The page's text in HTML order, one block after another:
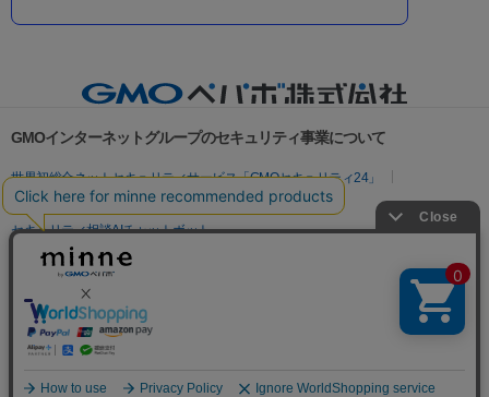
GMOインターネットグループのセキュリティ事業について
世界初総合ネットセキュリティサービス「GMOセキュリティ24」
パスワード漏洩診断
Webサイトリスク診断
セキュリティ相談AIチャットボット
実在証明・盗聴対策
サイバー攻撃対策（GMO Flatt Security）
セキュリティ事業の軌跡